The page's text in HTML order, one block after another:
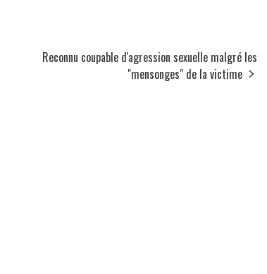
Reconnu coupable d'agression sexuelle malgré les
"mensonges" de la victime